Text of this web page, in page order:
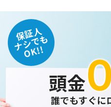
保証人
ナシでも
OK!!
頭金
誰でもすぐに